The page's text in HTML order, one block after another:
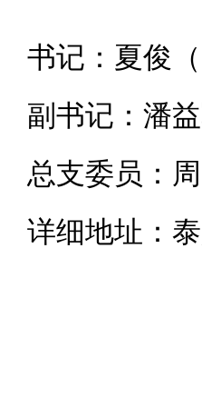
书记：夏俊（
副书记：潘
总支委员：
详细地址：